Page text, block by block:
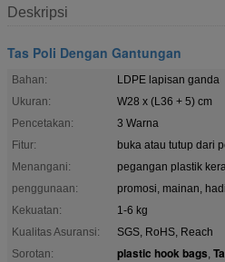
Deskripsi
Tas Poli Dengan Gantungan
Bahan:
LDPE lapisan ganda
Ukuran:
W28 x (L36 + 5) cm
Pencetakan:
3 Warna
Fitur:
buka atau tutup dari
Menangani:
pegangan plastik
penggunaan:
promosi, mainan,
Kekuatan:
1-6 kg
Kualitas Asuransi:
SGS, RoHS, Reach
Sorotan:
plastic hook bags,